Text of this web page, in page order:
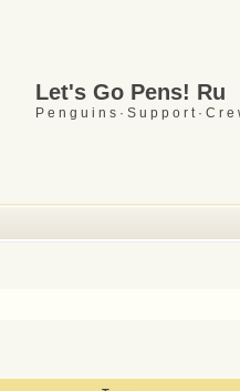
Let's Go Pens! Ru
P e n g u i n s · S u p p o r t · C r e